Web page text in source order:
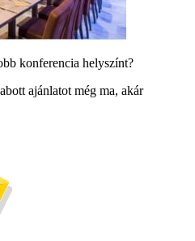
konferencia helyszínt?
ajánlatot még ma, akár